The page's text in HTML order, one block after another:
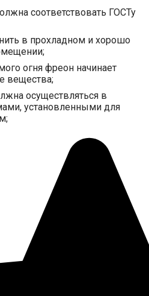
соответствовать ГОСТу
в прохладном и хорошо
огня фреон начинает
вещества;
осуществляться в
установленными для